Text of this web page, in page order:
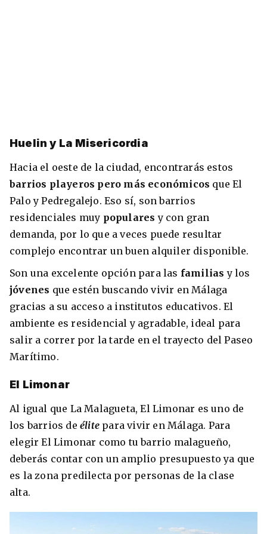
Huelin y La Misericordia
Hacia el oeste de la ciudad, encontrarás estos
barrios playeros pero más económicos que El
Palo y Pedregalejo. Eso sí, son barrios
residenciales muy popularesy con gran
demanda, por lo que a veces puede resultar
complejo encontrar un buen alquiler disponible.
Son una excelente opción para las familiasy los
jóvenes que estén buscando vivir en Málaga
gracias a su acceso a institutos educativos. El
ambiente es residencial y agradable, ideal para
salir a correr por la tarde en el trayecto del Paseo
Marítimo.
El Limonar
Al igual que La Malagueta, El Limonar es uno de
los barrios de élite para vivir en Málaga. Para
elegir El Limonar como tu barrio malagueño,
deberás contar con un amplio presupuesto ya que
es la zona predilecta por personas de la clase
alta.